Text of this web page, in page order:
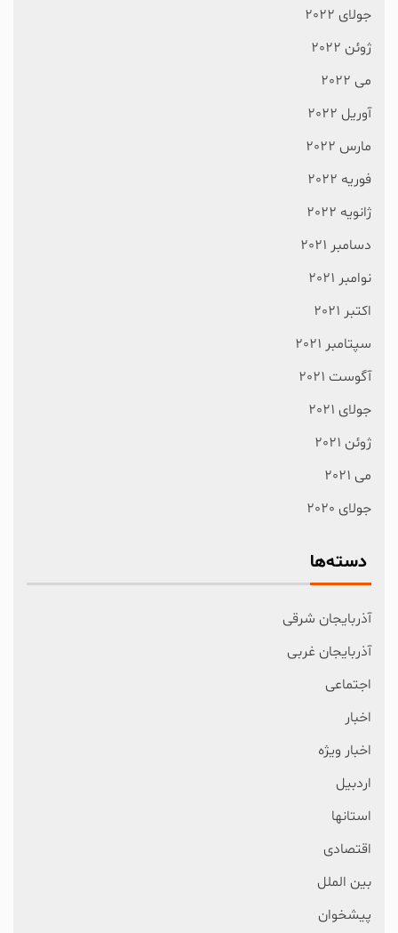
جولای 2022
ژوئن 2022
می 2022
آوریل 2022
مارس 2022
فوریه 2022
ژانویه 2022
دسامبر 2021
نوامبر 2021
اکتبر 2021
سپتامبر 2021
آگوست 2021
جولای 2021
ژوئن 2021
می 2021
جولای 2020
دسته‌ها
آذربایجان شرقی
آذربایجان غربی
اجتماعی
اخبار
اخبار ویژه
اردبیل
استانها
اقتصادی
بین الملل
پیشخوان